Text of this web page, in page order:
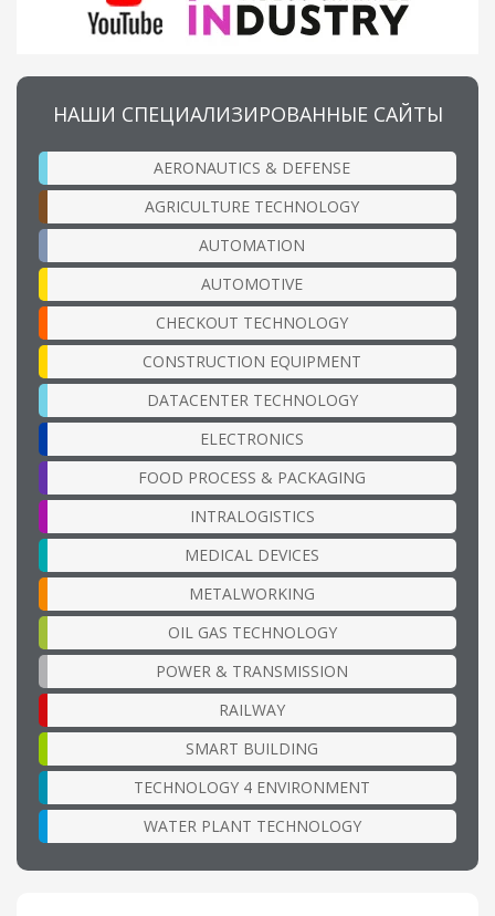
НАШИ СПЕЦИАЛИЗИРОВАННЫЕ САЙТЫ
AERONAUTICS & DEFENSE
AGRICULTURE TECHNOLOGY
AUTOMATION
AUTOMOTIVE
CHECKOUT TECHNOLOGY
CONSTRUCTION EQUIPMENT
DATACENTER TECHNOLOGY
ELECTRONICS
FOOD PROCESS & PACKAGING
INTRALOGISTICS
MEDICAL DEVICES
METALWORKING
OIL GAS TECHNOLOGY
POWER & TRANSMISSION
RAILWAY
SMART BUILDING
TECHNOLOGY 4 ENVIRONMENT
WATER PLANT TECHNOLOGY